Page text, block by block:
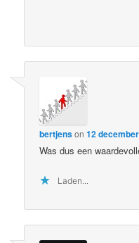
bertjenson12
Was dus een
Laden...